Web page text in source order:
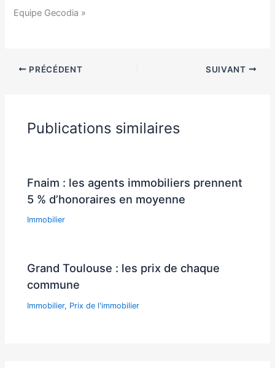
Equipe Gecodia »
PRÉCÉDENT SUIVANT
Publications similaires
Fnaim : les agents immobiliers prennent
5 % d’honoraires en moyenne
Immobilier
Grand Toulouse : les prix de chaque
commune
Immobilier, Prix de l'immobilier